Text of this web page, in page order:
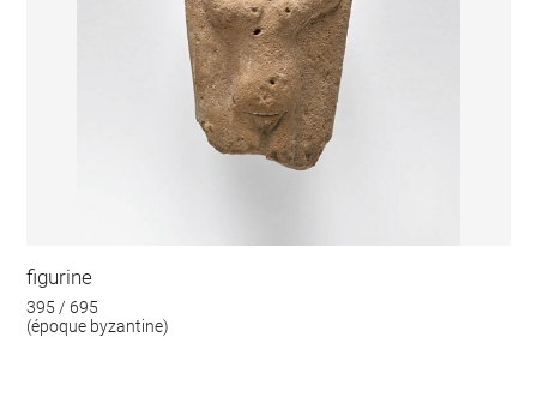
figurine
395 / 695
(époque byzantine)